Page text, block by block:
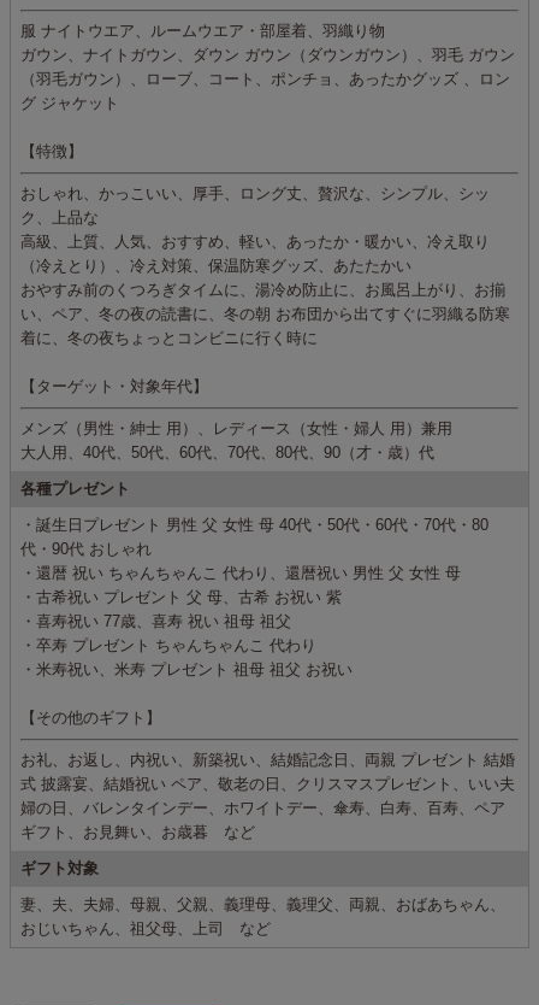
服 ナイトウエア、ルームウエア・部屋着、羽織り物
ガウン、ナイトガウン、ダウン ガウン（ダウンガウン）、羽毛 ガウン
（羽毛ガウン）、ローブ、コート、ポンチョ、あったかグッズ 、ロン
グ ジャケット
【特徴】
おしゃれ、かっこいい、厚手、ロング丈、贅沢な、シンプル、シッ
ク、上品な
高級、上質、人気、おすすめ、軽い、あったか・暖かい、冷え取り
（冷えとり）、冷え対策、保温防寒グッズ、あたたかい
おやすみ前のくつろぎタイムに、湯冷め防止に、お風呂上がり、お揃
い、ペア、冬の夜の読書に、冬の朝 お布団から出てすぐに羽織る防寒
着に、冬の夜ちょっとコンビニに行く時に
【ターゲット・対象年代】
メンズ（男性・紳士 用）、レディース（女性・婦人 用）兼用
大人用、40代、50代、60代、70代、80代、90（才・歳）代
各種プレゼント
・誕生日プレゼント 男性 父 女性 母 40代・50代・60代・70代・80
代・90代 おしゃれ
・還暦 祝い ちゃんちゃんこ 代わり、還暦祝い 男性 父 女性 母
・古希祝い プレゼント 父 母、古希 お祝い 紫
・喜寿祝い 77歳、喜寿 祝い 祖母 祖父
・卒寿 プレゼント ちゃんちゃんこ 代わり
・米寿祝い、米寿 プレゼント 祖母 祖父 お祝い
【その他のギフト】
お礼、お返し、内祝い、新築祝い、結婚記念日、両親 プレゼント 結婚
式 披露宴、結婚祝い ペア、敬老の日、クリスマスプレゼント、いい夫
婦の日、バレンタインデー、ホワイトデー、傘寿、白寿、百寿、ペア
ギフト、お見舞い、お歳暮 など
ギフト対象
妻、夫、夫婦、母親、父親、義理母、義理父、両親、おばあちゃん、
おじいちゃん、祖父母、上司 など